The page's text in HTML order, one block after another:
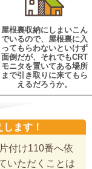
屋根裏収納にしまいこん
でいるので、屋根裏に入
ってもらわないといけず
面倒だが、それでもCRT
モニタを置いてある場所
まで引き取りに来てもら
えるだろうか。
ます！
付け110番へ依
いただくことは